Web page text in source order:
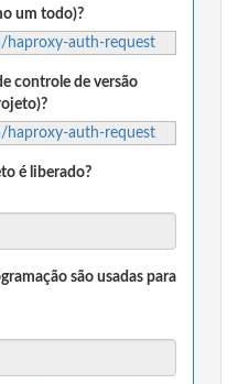
um todo)?
haproxy-auth-request
controle de versão
haproxy-auth-request
é liberado?
são usadas para